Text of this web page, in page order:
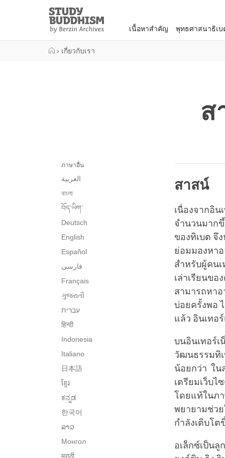
Study
Buddhism
Home
เนื้อหาสำคัญ พุทธศาสนาธิเบ
› เกี่ยวกับเรา
ส
ภาษาอื่น
العربية
বাংলা
བོད་ཡིག་
Deutsch
English
Español
فارسی
Français
ગુજરાતી
हिन्दी
Indonesia
Italiano
日本語
ខ្មែរ
ಕನ್ನಡ
한국어
ລາວ
Монгол
मराठी
สาสน์
เนื่องจากอิน
จำนวนมาก
ของทิเบต จึ
ย่อมมองหา
สำหรับผู้คน
เล่าเรียนข
สามารถหา
บ่อยครั้งพอ
แล้ว อินเทอ
บนอินเทอร์
วัฒนธรรมทิ
น้อยกว่า ใน
เตรียมเว็บไ
โดยแท้ในภ
พยายามช่วย
กำลังเติบโ
อเล็กซ์เป็น